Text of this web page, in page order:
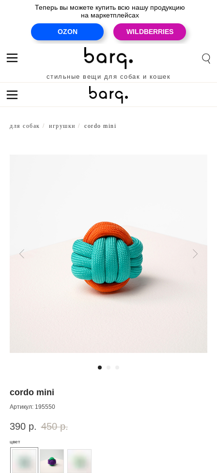
Теперь вы можете купить всю нашу продукцию
на маркетплейсах
WILDBERRIES
OZON
стильные вещи для собак и кошек
для собак / игрушки / cordo mini
cordo mini
Артикул: 195550
390 р. 450 р.
цвет